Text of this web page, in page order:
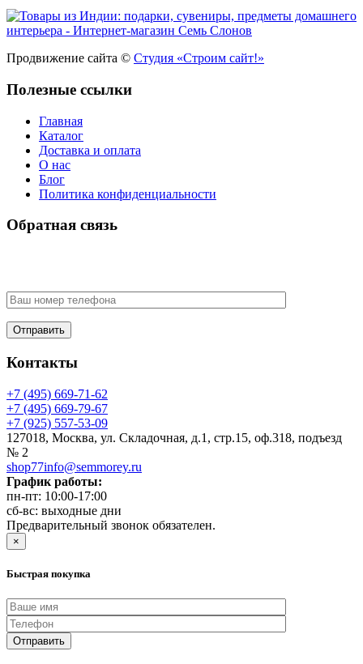
Продвижение сайта © Студия «Строим сайт!»
Полезные ссылки
Главная
Каталог
Доставка и оплата
О нас
Блог
Политика конфиденциальности
Обратная связь
Контакты
+7 (495) 669-71-62
+7 (495) 669-79-67
+7 (925) 557-53-09
127018, Москва, ул. Складочная, д.1, стр.15, оф.318, подъезд
№ 2
shop77info@semmorey.ru
График работы:
пн-пт: 10:00-17:00
сб-вс: выходные дни
Предварительный звонок обязателен.
×
Быстрая покупка